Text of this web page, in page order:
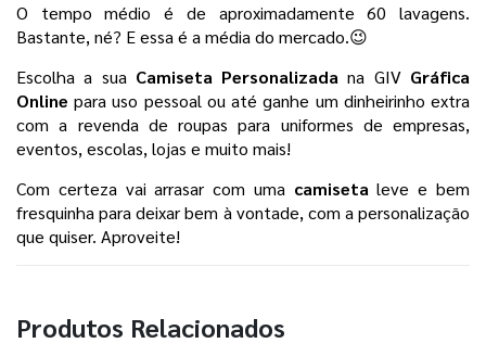
O tempo médio é de aproximadamente 60 lavagens.
Bastante, né? E essa é a média do mercado.😉
Escolha a sua Camiseta Personalizada na GIV Gráfica
Online para uso pessoal ou até ganhe um dinheirinho extra
com a revenda de roupas para uniformes de empresas,
eventos, escolas, lojas e muito mais!
Com certeza vai arrasar com uma camiseta leve e bem
fresquinha para deixar bem à vontade, com a personalização
que quiser. Aproveite!
Produtos Relacionados